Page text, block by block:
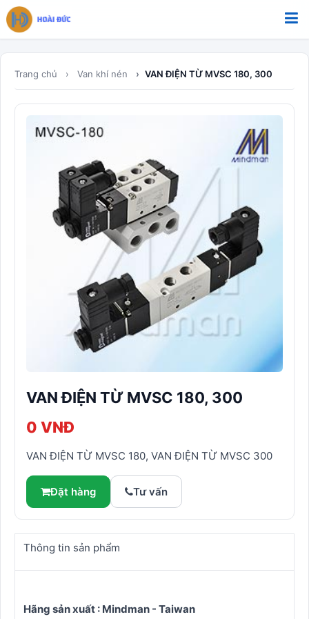
Trang chủ Van khí nén VAN ĐIỆN TỪ MVSC 180, 300
VAN ĐIỆN TỪ MVSC 180, 300
0 VNĐ
VAN ĐIỆN TỪ MVSC 180, VAN ĐIỆN TỪ MVSC 300
Đặt hàng Tư vấn
Thông tin sản phẩm
Hãng sản xuất : Mindman - Taiwan